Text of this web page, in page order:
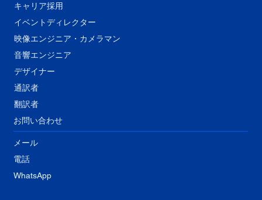
キャリア採用
イベントディレクター
映像エンジニア・カメラマン
音響エンジニア
​デザイナー
通訳者
翻訳者
​お問い合わせ
メール
電話
WhatsApp